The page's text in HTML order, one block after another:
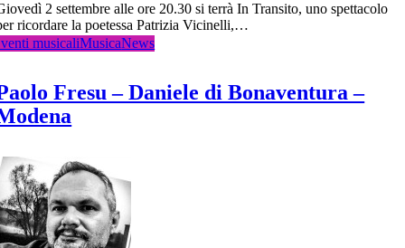
In Transito, uno spettacolo
ricordare la poetessa Patrizia Vicinelli,…
musicaliMusicaNews
Fresu – Daniele di Bonaventura –